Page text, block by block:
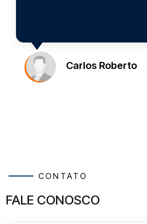
Sérgio Silveira
CONTATO
FALE CONOSCO